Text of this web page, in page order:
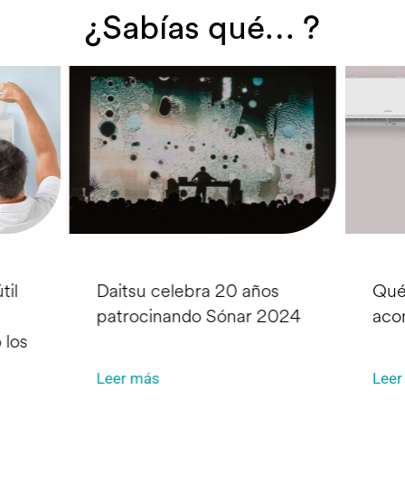
¿Sabías qué… ?
Daitsu celebra 20 años
patrocinando Sónar 2024
Leer más